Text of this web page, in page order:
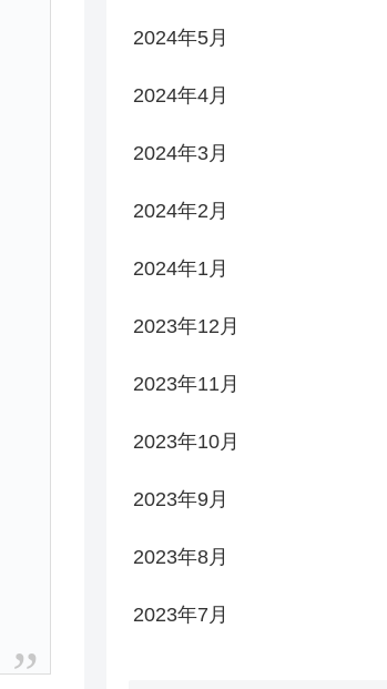
2024年5月
2024年4月
2024年3月
2024年2月
2024年1月
2023年12月
2023年11月
2023年10月
2023年9月
2023年8月
2023年7月